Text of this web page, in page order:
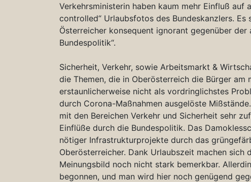
Verkehrsministerin haben kaum mehr Einfluß auf
controlled“ Urlaubsfotos des Bundeskanzlers. Es
Österreicher konsequent ignorant gegenüber der
Bundespolitik“.
Sicherheit, Verkehr, sowie Arbeitsmarkt &
die Themen, die in Oberösterreich die Bürger am
erstaunlicherweise nicht als vordringlichstes
durch Corona-Maßnahmen ausgelöste
mit den Bereichen Verkehr und Sicherheit sehr
Einflüße durch die Bundespolitik. Das
nötiger Infrastrukturprojekte durch das
Oberösterreicher. Dank Urlaubszeit machen sich
Meinungsbild noch nicht stark bemerkbar.
begonnen, und man wird hier noch genügend